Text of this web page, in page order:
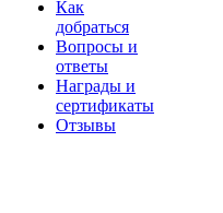
Как
добраться
Вопросы и
ответы
Награды и
сертификаты
Отзывы